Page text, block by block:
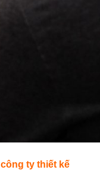
công ty thiết kế